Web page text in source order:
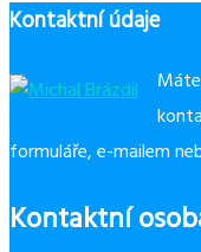
Kontaktní údaje
formuláře, e-mailem
Kontaktní